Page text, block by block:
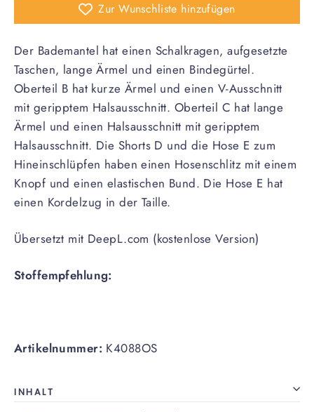
Zur Wunschliste hinzufügen
Der Bademantel hat einen Schalkragen, aufgesetzte
Taschen, lange Ärmel und einen Bindegürtel.
Oberteil B hat kurze Ärmel und einen V-Ausschnitt
mit geripptem Halsausschnitt. Oberteil C hat lange
Ärmel und einen Halsausschnitt mit geripptem
Halsausschnitt. Die Shorts D und die Hose E zum
Hineinschlüpfen haben einen Hosenschlitz mit einem
Knopf und einen elastischen Bund. Die Hose E hat
einen Kordelzug in der Taille.
Übersetzt mit DeepL.com (kostenlose Version)
Stoffempfehlung:
Artikelnummer: K4088OS
INHALT